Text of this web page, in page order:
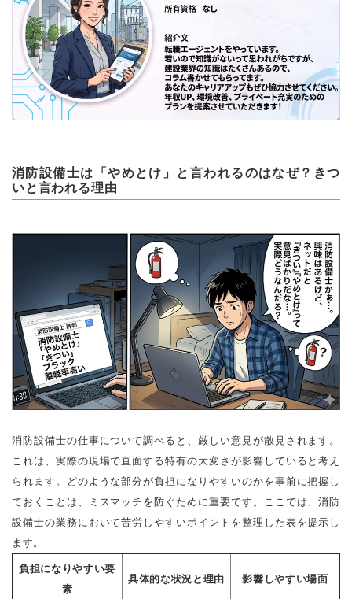
消防設備士は「やめとけ」と言われるのはなぜ？きつ
いと言われる理由
消防設備士の仕事について調べると、厳しい意見が散見されます。
これは、実際の現場で直面する特有の大変さが影響していると考え
られます。どのような部分が負担になりやすいのかを事前に把握し
ておくことは、ミスマッチを防ぐために重要です。ここでは、消防
設備士の業務において苦労しやすいポイントを整理した表を提示し
ます。
負担になりやすい要
素
具体的な状況と理由 影響しやすい場面